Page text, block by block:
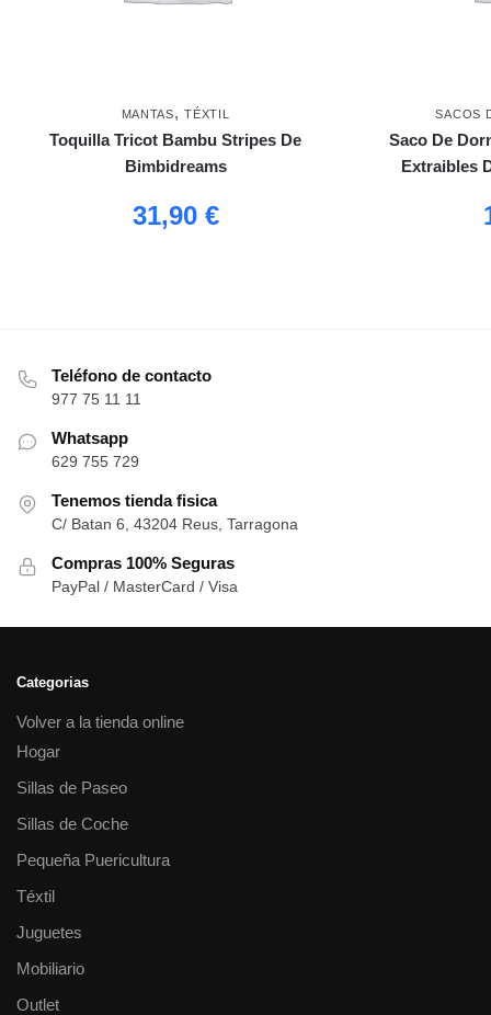
MANTAS,TÉXTIL
Toquilla Tricot Bambu Stripes De
Bimbidreams
31,90 €
SACOS
Saco De
Extraibles
Teléfono de contacto
977 75 11 11
Whatsapp
629 755 729
Tenemos tienda fisica
C/ Batan 6, 43204 Reus, Tarragona
Compras 100% Seguras
PayPal / MasterCard / Visa
Categorias
Volver a la tienda online
Hogar
Sillas de Paseo
Sillas de Coche
Pequeña Puericultura
Téxtil
Juguetes
Mobiliario
Outlet